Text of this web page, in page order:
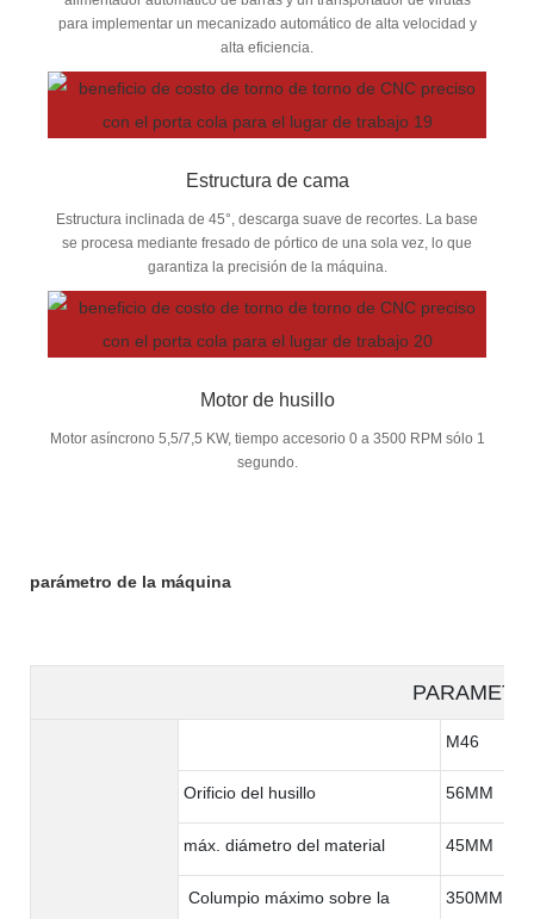
para implementar un mecanizado automático de alta velocidad y
alta eficiencia.
Estructura de cama
Estructura inclinada de 45°, descarga suave de recortes. La base
se procesa mediante fresado de pórtico de una sola vez, lo que
garantiza la precisión de la máquina.
Motor de husillo
Motor asíncrono 5,5/7,5 KW, tiempo accesorio 0 a 3500 RPM sólo 1
segundo.
parámetro de la máquina
M46
Orificio del husillo 56MM
máx. diámetro del material 45MM
Columpio máximo sobre la
350MM